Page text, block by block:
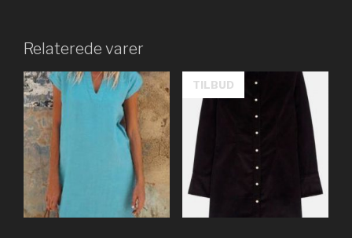
Relaterede varer
TILBUD